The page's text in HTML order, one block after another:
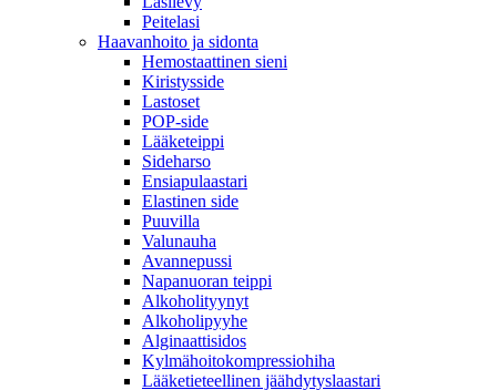
Peitelasi
Haavanhoito ja sidonta
Hemostaattinen sieni
Kiristysside
Lastoset
POP-side
Lääketeippi
Sideharso
Ensiapulaastari
Elastinen side
Puuvilla
Valunauha
Avannepussi
Napanuoran teippi
Alkoholityynyt
Alkoholipyyhe
Alginaattisidos
Kylmähoitokompressiohiha
Lääketieteellinen jäähdytyslaastari